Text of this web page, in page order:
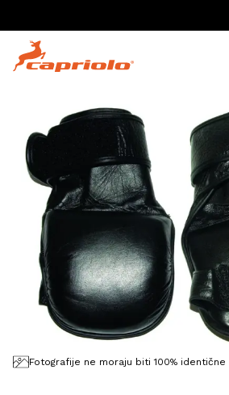
Fotografije ne moraju biti 100% identične